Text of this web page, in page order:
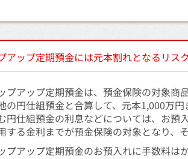
アップ定期預金には元本割れとなるリス
プアップ定期預金は、預金保険の対象商
の円仕組預金と合算して、元本1,000万
円仕組預金の利息などについては、お預
する金利までが預金保険の対象となり、
プアップ定期預金のお預入れに手数料は